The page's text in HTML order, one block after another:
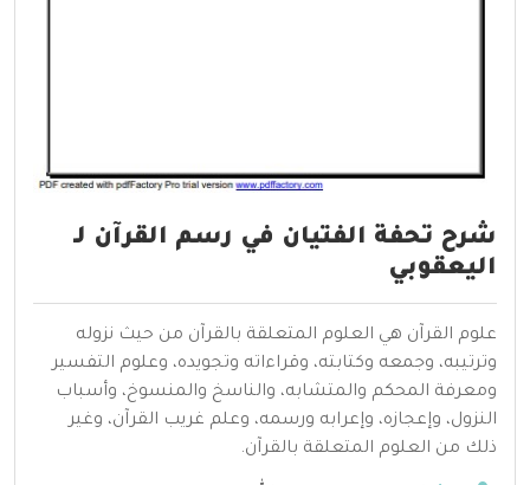
شرح تحفة الفتيان في رسم القرآن لـ
اليعقوبي
علوم القرآن هي العلوم المتعلقة بالقرآن من حيث نزوله
وترتيبه، وجمعه وكتابته، وقراءاته وتجويده، وعلوم التفسير
ومعرفة المحكم والمتشابه، والناسخ والمنسوخ، وأسباب
النزول، وإعجازه، وإعرابه ورسمه، وعلم غريب القرآن، وغير
ذلك من العلوم المتعلقة بالقرآن.